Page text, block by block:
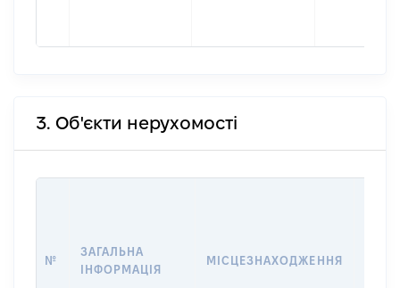
3. Об'єкти нерухомості
№
ЗАГАЛЬНА
ІНФОРМАЦІЯ
МІСЦЕЗНАХОДЖЕННЯ